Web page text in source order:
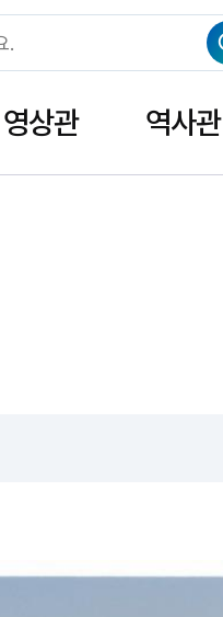
영상관 역사관